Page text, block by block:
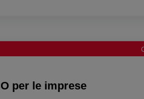
per le imprese